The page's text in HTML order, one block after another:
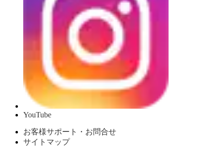
YouTube
お客様サポート・お問合せ
サイトマップ